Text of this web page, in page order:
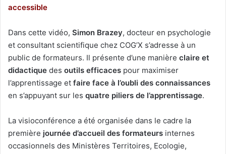
accessible
Dans cette vidéo, Simon Brazey, docteur en psychologie
et consultant scientifique chez COG’X s’adresse à un
public de formateurs. Il présente d’une manière claire et
didactique des outils efficaces pour maximiser
l’apprentissage et faire face à l’oubli des connaissances
en s’appuyant sur les quatre piliers de l’apprentissage.
La visioconférence a été organisée dans le cadre la
première journée d’accueil des formateurs internes
occasionnels des Ministères Territoires, Ecologie,